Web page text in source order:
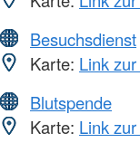
Besuchsdienst
Karte: Link
Blutspende
Karte: Link